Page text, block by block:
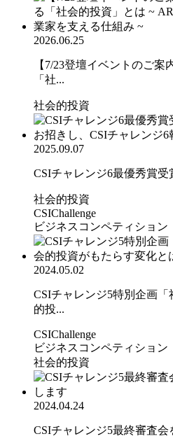
2026.06.25
【7/23登壇イベントのご
「社...
社会的投資
2025.09.07
CSIチャレンジ6最優秀賞受
社会的投資
CSIChallenge
ビジネスコンペティション
2024.05.02
CSIチャレンジ5特別企画
的投...
CSIChallenge
ビジネスコンペティション
社会的投資
2024.04.24
CSIチャレンジ5最終審査会